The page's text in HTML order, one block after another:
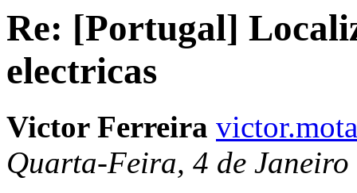
Re: [Portugal]
electricas
Victor Ferreira
Quarta-Feira, 4 de